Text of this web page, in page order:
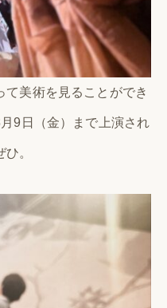
美術を見ることができ
9日（金）まで上演され
。